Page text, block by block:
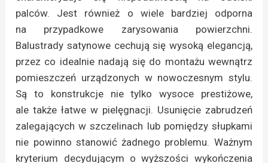
palców. Jest również o wiele bardziej odporna
na przypadkowe zarysowania powierzchni.
Balustrady satynowe cechują się wysoką elegancją,
przez co idealnie nadają się do montażu wewnątrz
pomieszczeń urządzonych w nowoczesnym stylu.
Są to konstrukcje nie tylko wysoce prestiżowe,
ale także łatwe w pielęgnacji. Usunięcie zabrudzeń
zalegających w szczelinach lub pomiędzy słupkami
nie powinno stanowić żadnego problemu. Ważnym
kryterium decydującym o wyższości wykończenia